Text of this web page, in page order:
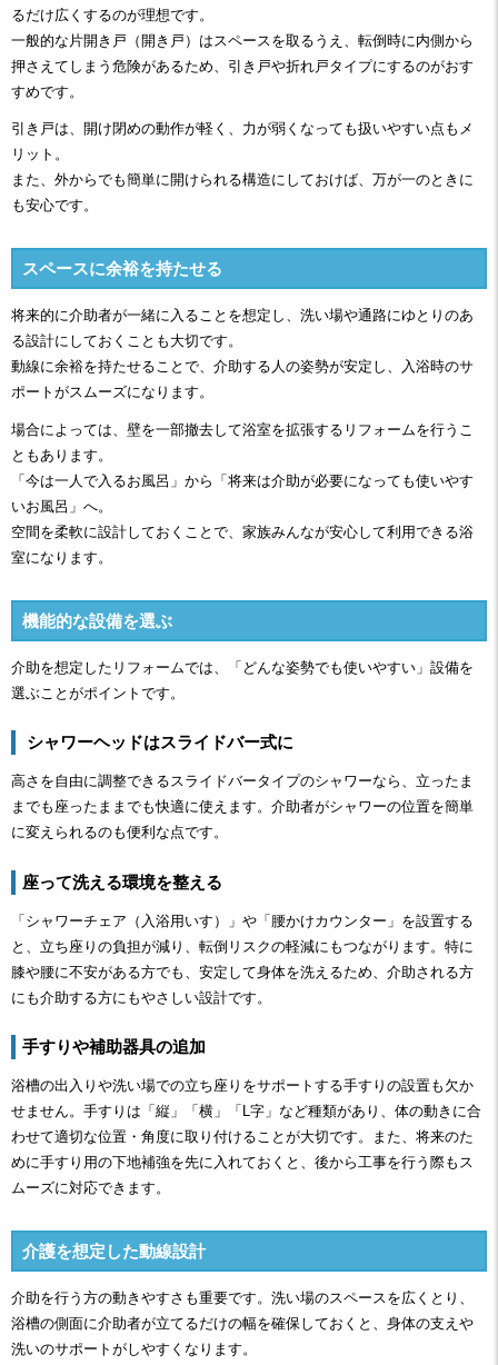
るだけ広くするのが理想です。
一般的な片開き戸（開き戸）はスペースを取るうえ、転倒時に内側から
押さえてしまう危険があるため、引き戸や折れ戸タイプにするのがおす
すめです。
引き戸は、開け閉めの動作が軽く、力が弱くなっても扱いやすい点もメ
リット。
また、外からでも簡単に開けられる構造にしておけば、万が一のときに
も安心です。
スペースに余裕を持たせる
将来的に介助者が一緒に入ることを想定し、洗い場や通路にゆとりのあ
る設計にしておくことも大切です。
動線に余裕を持たせることで、介助する人の姿勢が安定し、入浴時のサ
ポートがスムーズになります。
場合によっては、壁を一部撤去して浴室を拡張するリフォームを行うこ
ともあります。
「今は一人で入るお風呂」から「将来は介助が必要になっても使いやす
いお風呂」へ。
空間を柔軟に設計しておくことで、家族みんなが安心して利用できる浴
室になります。
機能的な設備を選ぶ
介助を想定したリフォームでは、「どんな姿勢でも使いやすい」設備を
選ぶことがポイントです。
シャワーヘッドはスライドバー式に
高さを自由に調整できるスライドバータイプのシャワーなら、立ったま
までも座ったままでも快適に使えます。介助者がシャワーの位置を簡単
に変えられるのも便利な点です。
座って洗える環境を整える
「シャワーチェア（入浴用いす）」や「腰かけカウンター」を設置する
と、立ち座りの負担が減り、転倒リスクの軽減にもつながります。特に
膝や腰に不安がある方でも、安定して身体を洗えるため、介助される方
にも介助する方にもやさしい設計です。
手すりや補助器具の追加
浴槽の出入りや洗い場での立ち座りをサポートする手すりの設置も欠か
せません。手すりは「縦」「横」「L字」など種類があり、体の動きに合
わせて適切な位置・角度に取り付けることが大切です。また、将来のた
めに手すり用の下地補強を先に入れておくと、後から工事を行う際もス
ムーズに対応できます。
介護を想定した動線設計
介助を行う方の動きやすさも重要です。洗い場のスペースを広くとり、
浴槽の側面に介助者が立てるだけの幅を確保しておくと、身体の支えや
洗いのサポートがしやすくなります。